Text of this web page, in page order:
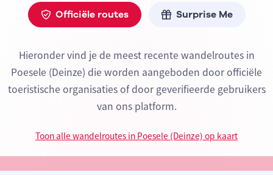
Officiële routes Surprise Me
Hieronder vind je de meest recente wandelroutes in
Poesele (Deinze) die worden aangeboden door officiële
toeristische organisaties of door geverifieerde gebruikers
van ons platform.
Toon alle wandelroutes in Poesele (Deinze) op kaart